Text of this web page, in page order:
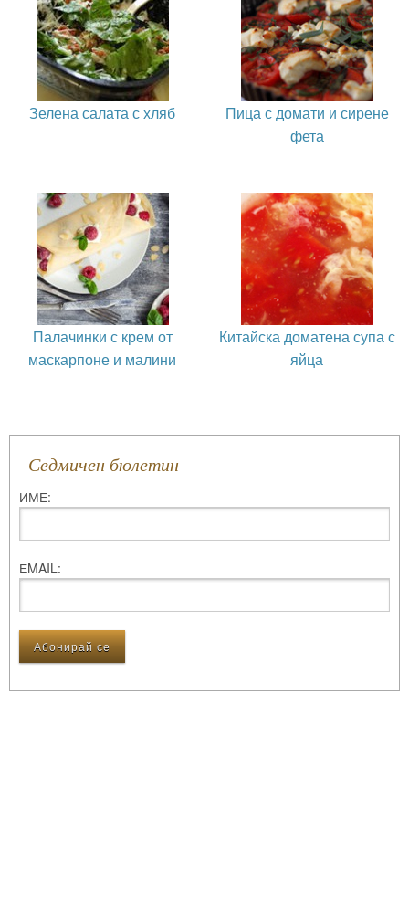
Зелена салата с хляб
Пица с домати и сирене
фета
Палачинки с крем от
маскарпоне и малини
Китайска доматена супа с
яйца
Седмичен бюлетин
ИМЕ:
ЕMAIL: